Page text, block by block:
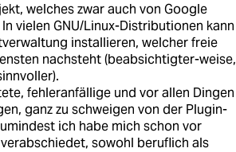
welches zwar auch von Google
vielen GNU/Linux-Distributionen kann
installieren, welcher freie
nachsteht (beabsichtigter-weise,
fehleranfällige und vor allen Dingen
ganz zu schweigen von der Plugin-
ich habe mich schon vor
sowohl beruflich als